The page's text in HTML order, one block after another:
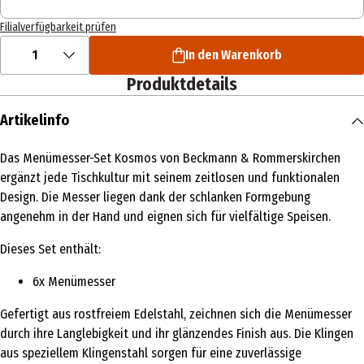
Filialverfügbarkeit prüfen
1 In den Warenkorb
Produktdetails
Artikelinfo
Das Menümesser-Set Kosmos von Beckmann & Rommerskirchen
ergänzt jede Tischkultur mit seinem zeitlosen und funktionalen
Design. Die Messer liegen dank der schlanken Formgebung
angenehm in der Hand und eignen sich für vielfältige Speisen.
Dieses Set enthält:
6x Menümesser
Gefertigt aus rostfreiem Edelstahl, zeichnen sich die Menümesser
durch ihre Langlebigkeit und ihr glänzendes Finish aus. Die Klingen
aus speziellem Klingenstahl sorgen für eine zuverlässige